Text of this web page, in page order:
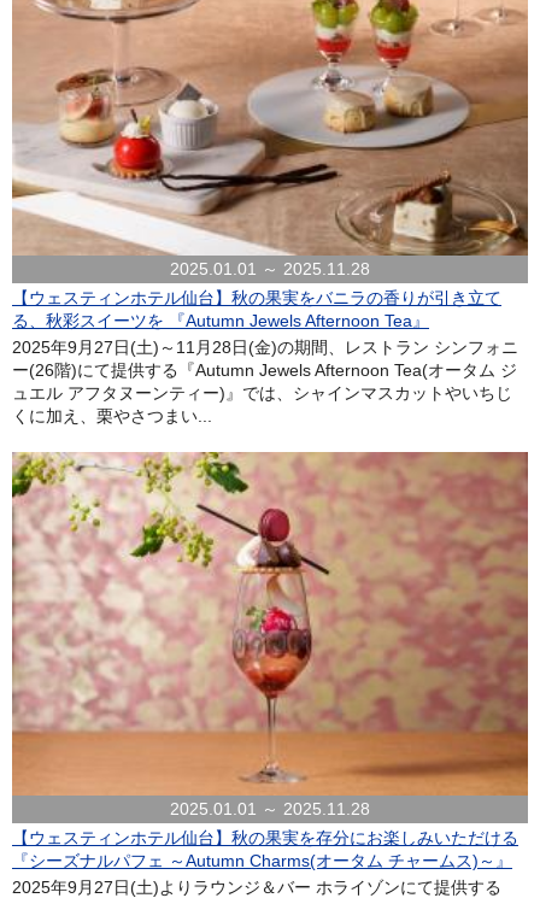
2025.01.01 ～ 2025.11.28
【ウェスティンホテル仙台】秋の果実をバニラの香りが引き立て
る、秋彩スイーツを 『Autumn Jewels Afternoon Tea』
2025年9月27日(土)～11月28日(金)の期間、レストラン シンフォニ
ー(26階)にて提供する『Autumn Jewels Afternoon Tea(オータム ジ
ュエル アフタヌーンティー)』では、シャインマスカットやいちじ
くに加え、栗やさつまい...
2025.01.01 ～ 2025.11.28
【ウェスティンホテル仙台】秋の果実を存分にお楽しみいただける
『シーズナルパフェ ～Autumn Charms(オータム チャームス)～』
2025年9月27日(土)よりラウンジ＆バー ホライゾンにて提供する